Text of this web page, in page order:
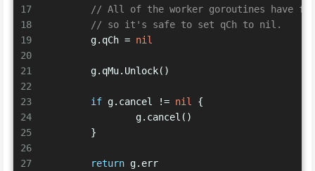
17
18
19
20
21
22
23
24
25
26
27
// All of the worker goroutines have
// so it's safe to set qCh to nil.
	g.qCh =
nil
	g.qMu.Unlock()
if g.cancel != nil
{
		g.cancel()
	}
return g.err